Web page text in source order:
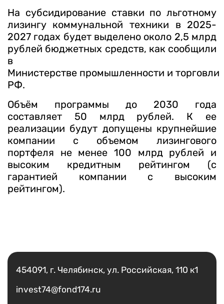
На субсидирование ставки по льготному
лизингу коммунальной техники в 2025-
2027 годах будет выделено около 2,5 млрд
рублей бюджетных средств, как сообщили
в
Министерстве промышленности и торговли
РФ.
Объём программы до 2030 года
составляет 50 млрд рублей. К ее
реализации будут допущены крупнейшие
компании с объемом лизингового
портфеля не менее 100 млрд рублей и
высоким кредитным рейтингом (с
гарантией компании с высоким
рейтингом).
454091, г. Челябинск, ул. Российская, 110 к1
invest74@fond174.ru